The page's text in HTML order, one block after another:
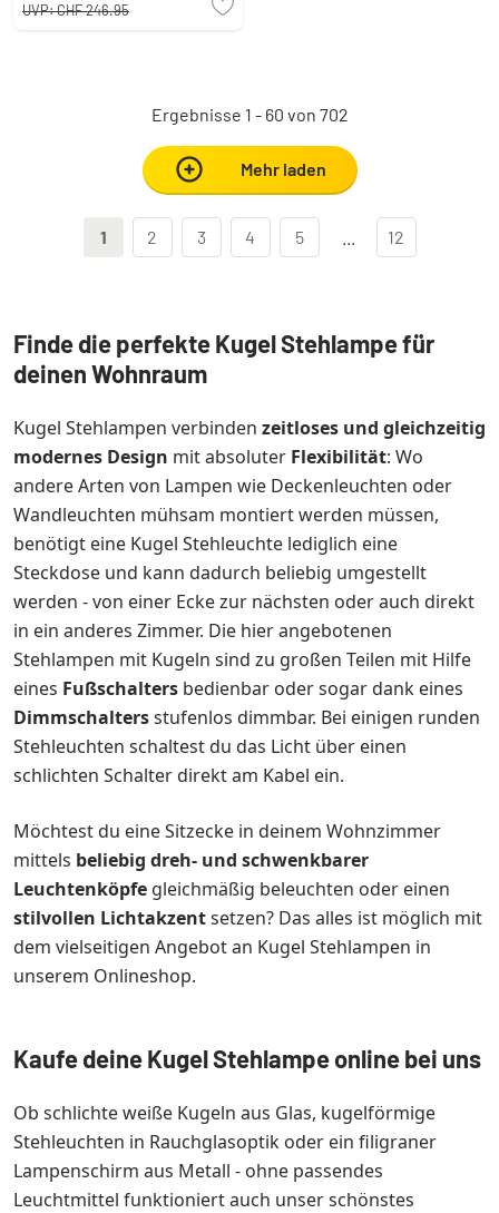
UVP:CHF 246.95
Ergebnisse 1 - 60 von 702
Mehr laden
1 2 3 4 5 12
Finde die perfekte Kugel Stehlampe für
deinen Wohnraum
Kugel Stehlampen verbinden zeitloses und gleichzeitig
modernes Design mit absoluter Flexibilität: Wo
andere Arten von Lampen wie Deckenleuchten oder
Wandleuchten mühsam montiert werden müssen,
benötigt eine Kugel Stehleuchte lediglich eine
Steckdose und kann dadurch beliebig umgestellt
werden - von einer Ecke zur nächsten oder auch direkt
in ein anderes Zimmer. Die hier angebotenen
Stehlampen mit Kugeln sind zu großen Teilen mit Hilfe
eines Fußschalters bedienbar oder sogar dank eines
Dimmschaltersstufenlos dimmbar. Bei einigen runden
Stehleuchten schaltest du das Licht über einen
schlichten Schalter direkt am Kabel ein.
Möchtest du eine Sitzecke in deinem Wohnzimmer
mittels beliebig dreh- und schwenkbarer
Leuchtenköpfe gleichmäßig beleuchten oder einen
stilvollen Lichtakzentsetzen? Das alles ist möglich mit
dem vielseitigen Angebot an Kugel Stehlampen in
unserem Onlineshop.
Kaufe deine Kugel Stehlampe online bei uns
Ob schlichte weiße Kugeln aus Glas, kugelförmige
Stehleuchten in Rauchglasoptik oder ein filigraner
Lampenschirm aus Metall - ohne passendes
Leuchtmittel funktioniert auch unser schönstes